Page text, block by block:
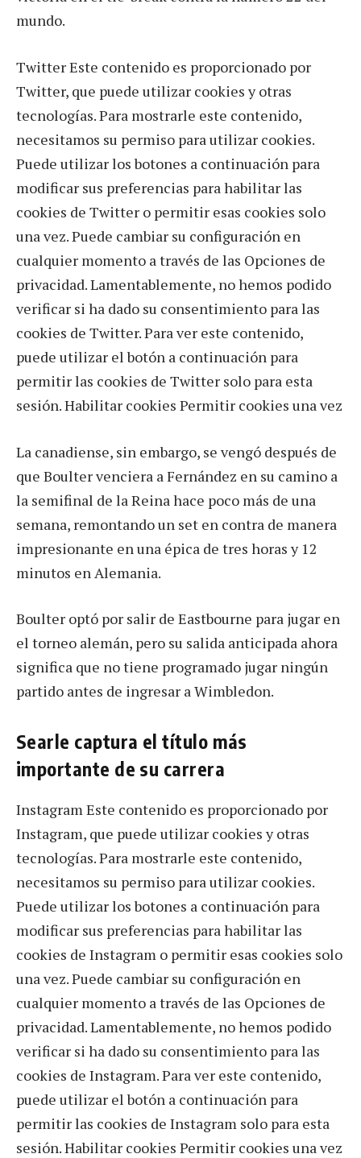
mundo.
Twitter Este contenido es proporcionado por
Twitter, que puede utilizar cookies y otras
tecnologías. Para mostrarle este contenido,
necesitamos su permiso para utilizar cookies.
Puede utilizar los botones a continuación para
modificar sus preferencias para habilitar las
cookies de Twitter o permitir esas cookies solo
una vez. Puede cambiar su configuración en
cualquier momento a través de las Opciones de
privacidad. Lamentablemente, no hemos podido
verificar si ha dado su consentimiento para las
cookies de Twitter. Para ver este contenido,
puede utilizar el botón a continuación para
permitir las cookies de Twitter solo para esta
sesión. Habilitar cookies Permitir cookies una vez
La canadiense, sin embargo, se vengó después de
que Boulter venciera a Fernández en su camino a
la semifinal de la Reina hace poco más de una
semana, remontando un set en contra de manera
impresionante en una épica de tres horas y 12
minutos en Alemania.
Boulter optó por salir de Eastbourne para jugar en
el torneo alemán, pero su salida anticipada ahora
significa que no tiene programado jugar ningún
partido antes de ingresar a Wimbledon.
Searle captura el título más
importante de su carrera
Instagram Este contenido es proporcionado por
Instagram, que puede utilizar cookies y otras
tecnologías. Para mostrarle este contenido,
necesitamos su permiso para utilizar cookies.
Puede utilizar los botones a continuación para
modificar sus preferencias para habilitar las
cookies de Instagram o permitir esas cookies solo
una vez. Puede cambiar su configuración en
cualquier momento a través de las Opciones de
privacidad. Lamentablemente, no hemos podido
verificar si ha dado su consentimiento para las
cookies de Instagram. Para ver este contenido,
puede utilizar el botón a continuación para
permitir las cookies de Instagram solo para esta
sesión. Habilitar cookies Permitir cookies una vez